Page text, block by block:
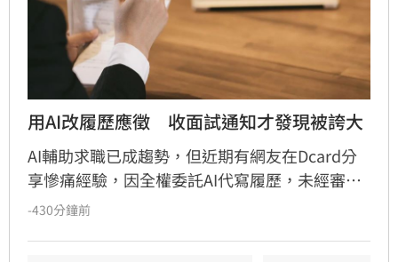
用AI改履歷應徵　收面試通知才發現被誇大
AI輔助求職已成趨勢，但近期有網友在Dcard分
享慘痛經驗，因全權委託AI代寫履歷，未經審核
即投遞，結果履歷被AI自動「腦補」誇大，將協
-430分鐘前